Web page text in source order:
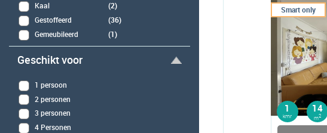
Kaal
(2)
Gestoffeerd
(36)
Gemeubileerd
(1)
Geschikt voor
1 persoon
2 personen
3 personen
4 Personen
Smart only
1
kmr
14
m2